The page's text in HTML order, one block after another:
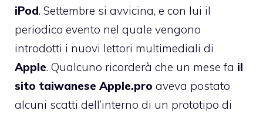
iPod. Settembre si avvicina, e con lui il
periodico evento nel quale vengono
introdotti i nuovi lettori multimediali di
Apple. Qualcuno ricorderà che un mese fa il
sito taiwanese Apple.pro aveva postato
alcuni scatti dell’interno di un prototipo di